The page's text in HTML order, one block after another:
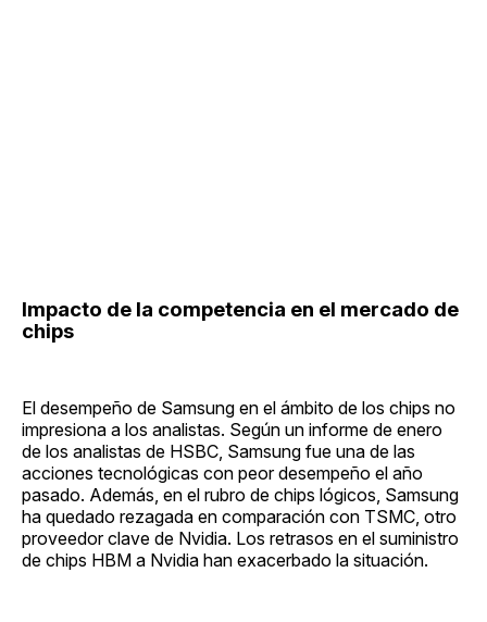
Impacto de la competencia en el mercado de
chips
El desempeño de Samsung en el ámbito de los chips no
impresiona a los analistas. Según un informe de enero
de los analistas de HSBC, Samsung fue una de las
acciones tecnológicas con peor desempeño el año
pasado. Además, en el rubro de chips lógicos, Samsung
ha quedado rezagada en comparación con TSMC, otro
proveedor clave de Nvidia. Los retrasos en el suministro
de chips HBM a Nvidia han exacerbado la situación.